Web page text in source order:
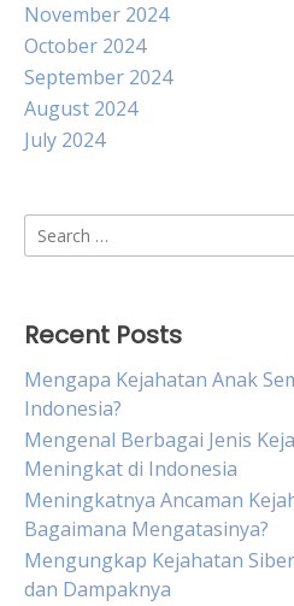
November 2024
October 2024
September 2024
August 2024
July 2024
Search
for:
Recent Posts
Mengapa Kejahatan Anak
Indonesia?
Mengenal Berbagai Jenis
Meningkat di Indonesia
Meningkatnya Ancaman
Bagaimana Mengatasinya?
Mengungkap Kejahatan
dan Dampaknya